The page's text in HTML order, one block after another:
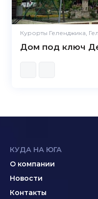
Курорты Геленджика,
Дом под ключ
КУДА НА ЮГА
О компании
Новости
Контакты